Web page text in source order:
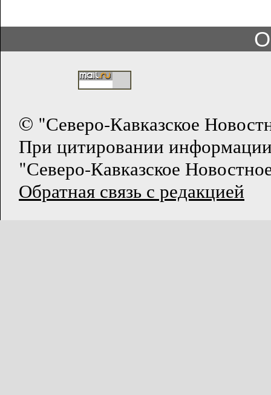
О
© "Северо-Кавказское
При цитировании
"Северо-Кавказское
Обратная связь с редакцией